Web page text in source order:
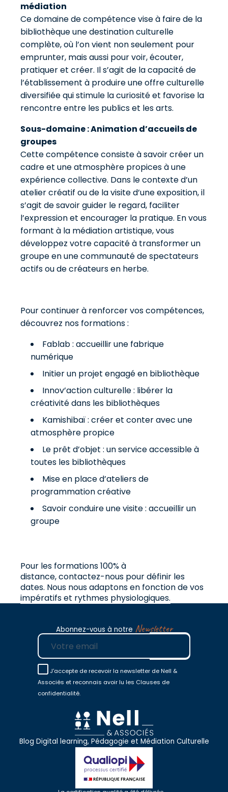
médiation
Ce domaine de compétence vise à faire de la
bibliothèque une destination culturelle
complète, où l’on vient non seulement pour
emprunter, mais aussi pour voir, écouter,
pratiquer et créer. Il s’agit de la capacité de
l’établissement à produire une offre culturelle
diversifiée qui stimule la curiosité et favorise la
rencontre entre les publics et les arts.
Sous-domaine : Animation d’accueils de
groupes
Cette compétence consiste à savoir créer un
cadre et une atmosphère propices à une
expérience collective. Dans le contexte d’un
atelier créatif ou de la visite d’une exposition, il
s’agit de savoir guider le regard, faciliter
l’expression et encourager la pratique. En vous
formant à la médiation artistique, vous
développez votre capacité à transformer un
groupe en une communauté de spectateurs
actifs ou de créateurs en herbe.
Pour continuer à renforcer vos compétences,
découvrez nos formations :
Fablab : accueillir une fabrique
numérique
Initier un projet engagé en bibliothèque
Innov’action culturelle : libérer la
créativité dans les bibliothèques
Kamishibaï : créer et conter avec une
atmosphère propice
Le prêt d’objet : un service accessible à
toutes les bibliothèques
Mise en place d’ateliers de
programmation créative
Savoir conduire une visite : accueillir un
groupe
Pour les formations 100% à
distance,contactez-nous pour définir les
dates. Nous nous adaptons en fonction de vos
impératifs et rythmes physiologiques.
Abonnez-vous à notre Newsletter
E-mail
J'accepte de recevoir la newsletter de Nell &
Associés et reconnais avoir lu les Clauses de
confidentialité.
Blog Digital learning, Pédagogie et Médiation Culturelle